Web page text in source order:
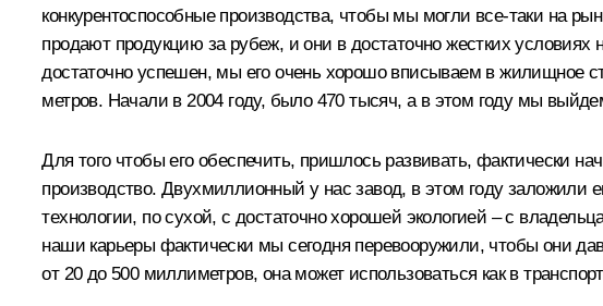
конкурентоспособные производства, чтобы мы могли все‑таки на
продают продукцию за рубеж, и они в достаточно жестких
достаточно успешен, мы его очень хорошо вписываем в жилищное
метров. Начали в 2004 году, было 470 тысяч, а в этом году мы
Для того чтобы его обеспечить, пришлось развивать, фактически
производство. Двухмиллионный у нас завод, в этом году
технологии, по сухой, с достаточно хорошей экологией – с
наши карьеры фактически мы сегодня перевооружили, чтобы они
от 20 до 500 миллиметров, она может использоваться как в